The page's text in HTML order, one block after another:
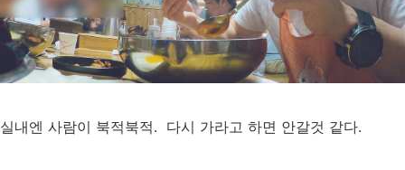
실내엔 사람이 북적북적. 다시 가라고 하면 안갈것 같다.